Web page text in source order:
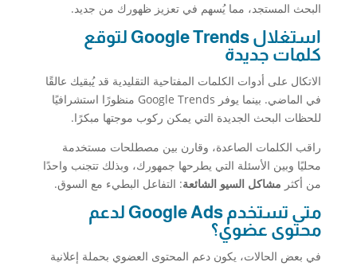
البحث المستجد، مما يُسهم في تعزيز ظهورك من جديد.
استغلال Google Trends لتوقع
كلمات جديدة
الاتكال على أدوات الكلمات المفتاحية التقليدية قد يُبقيك عالقًا
في الماضي. بينما يوفر Google Trends منظورًا استشرافيًا
للحظات البحث الجديدة التي يمكن ركوب موجتها مبكرًا.
راقب الكلمات الصاعدة، وقارن بين مصطلحات مستخدمة
محليًا وبين الأسئلة التي يطرحها جمهورك، وبذلك تتجنب واحدًا
من أكثر مشاكل السيو الشائعة: التفاعل البطيء مع السوق.
متى تستخدم Google Ads لدعم
محتوى عضوي؟
في بعض الحالات، يكون دعم المحتوى العضوي بحملة إعلانية